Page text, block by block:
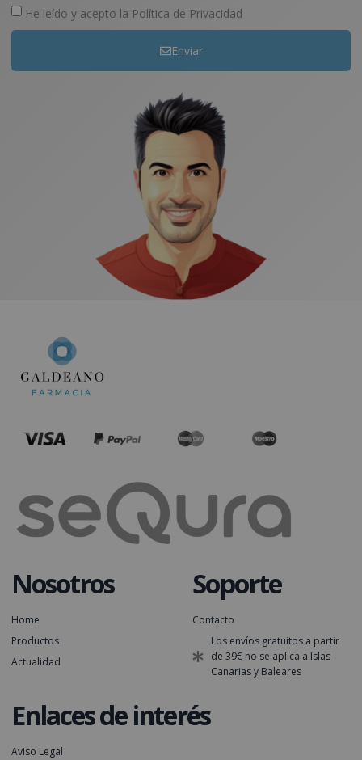
He leído y acepto la Política de Privacidad
Enviar
Nosotros
Home
Productos
Actualidad
Soporte
Contacto
Los envíos gratuitos a partir
de 39€ no se aplica a Islas
Canarias y Baleares
Enlaces de interés
Aviso Legal